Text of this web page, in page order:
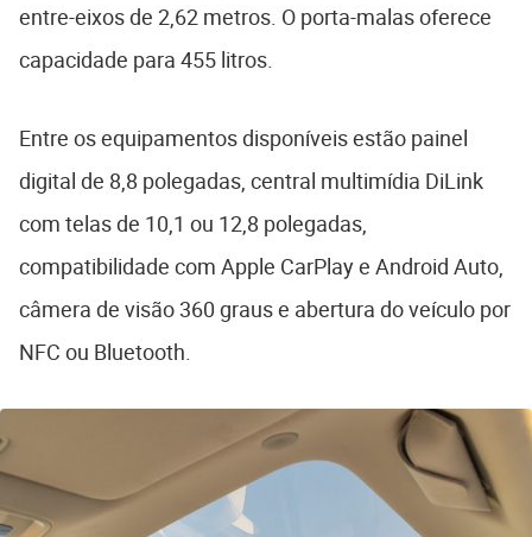
entre-eixos de 2,62 metros. O porta-malas oferece
capacidade para 455 litros.
Entre os equipamentos disponíveis estão painel
digital de 8,8 polegadas, central multimídia DiLink
com telas de 10,1 ou 12,8 polegadas,
compatibilidade com Apple CarPlay e Android Auto,
câmera de visão 360 graus e abertura do veículo por
NFC ou Bluetooth.